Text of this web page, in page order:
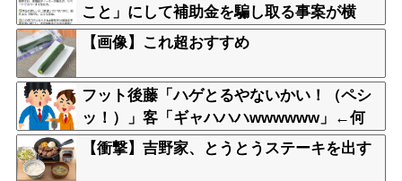
こと」にして補助金を騙し取る事案が横
行。販売実績水増し
【画像】これ超おすすめ
フット後藤「ハゲとるやないかい！（ペシ
ッ！）」客「ギャハハハwwwwww」←何
が面白いの？
【衝撃】吉野家、とうとうステーキを出す